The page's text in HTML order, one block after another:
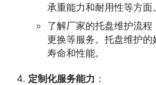
承重能力和耐用性等方面。
了解厂家的托盘维护流
更换等服务。托盘维护
寿命和性能。
定制化服务能力 ：